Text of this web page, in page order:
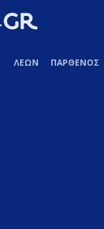
ΛΕΩΝ ΠΑΡΘΕΝΟΣ